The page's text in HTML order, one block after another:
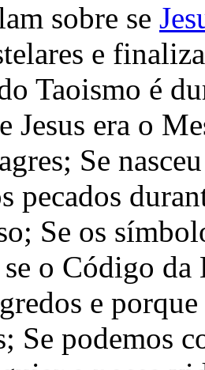
sobre se
e
Taoismo é
Jesus era o
Se
pecados
Se os
se o Código
e
Se podemos